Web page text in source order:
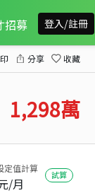
招募 登入/註冊
分享 收藏
1,298萬
定值計算
/月
試算